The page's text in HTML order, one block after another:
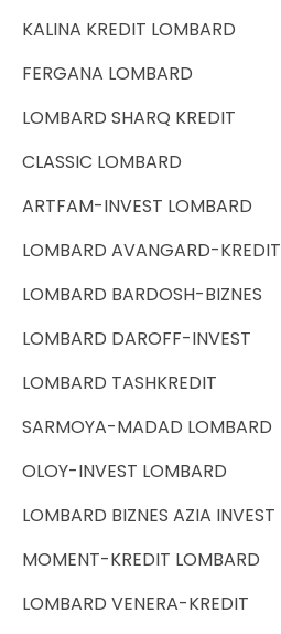
KALINA KREDIT LOMBARD
FERGANA LOMBARD
LOMBARD SHARQ KREDIT
CLASSIC LOMBARD
ARTFAM-INVEST LOMBARD
LOMBARD AVANGARD-KREDIT
LOMBARD BARDOSH-BIZNES
LOMBARD DAROFF-INVEST
LOMBARD TASHKREDIT
SARMOYA-MADAD LOMBARD
OLOY-INVEST LOMBARD
LOMBARD BIZNES AZIA INVEST
MOMENT-KREDIT LOMBARD
LOMBARD VENERA-KREDIT